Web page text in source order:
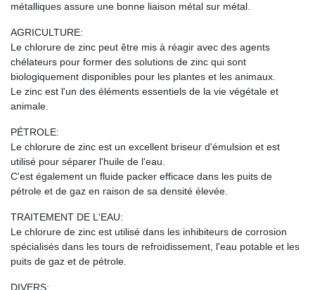
métalliques assure une bonne liaison métal sur métal.
AGRICULTURE:
Le chlorure de zinc peut être mis à réagir avec des agents
chélateurs pour former des solutions de zinc qui sont
biologiquement disponibles pour les plantes et les animaux.
Le zinc est l'un des éléments essentiels de la vie végétale et
animale.
PÉTROLE:
Le chlorure de zinc est un excellent briseur d'émulsion et est
utilisé pour séparer l'huile de l'eau.
C'est également un fluide packer efficace dans les puits de
pétrole et de gaz en raison de sa densité élevée.
TRAITEMENT DE L'EAU:
Le chlorure de zinc est utilisé dans les inhibiteurs de corrosion
spécialisés dans les tours de refroidissement, l'eau potable et les
puits de gaz et de pétrole.
DIVERS: